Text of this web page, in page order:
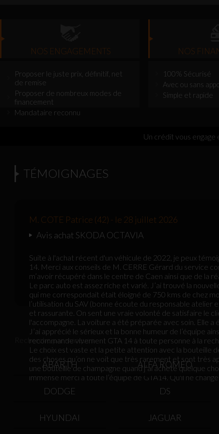
NOS ENGAGEMENTS
Proposer le juste prix, définitif, net
de remise
Proposer de nombreux modes de
financement
Mandataire reconnu
NOS
100% Sécurisé
Avec ou sans
Simple et rapide
Un crédit vous
TÉMOIGNAGES
M. COTE Patrice (42) - le 28 juillet 2026
Avis achat SKODA OCTAVIA
Suite à l'achat récent d'un véhicule de 2022, je peux
14. Merci aux conseils de M. CERRE Gérard du service
m’avoir récupéré dans le centre de Caen ainsi que de la
Le parc auto est assez riche et varié. J’ai trouvé la
qui me correspondait était éloigné de 750 kms de chez
l’utilisation du SAV (bonne écoute du responsable
et rassurante. On sent une vraie volonté de satisfaire le
l'accompagne. La voiture a été préparée avec soin. Elle
J’ai apprécié le sérieux et la bonne humeur de l’équipe
recommande vivement GTA 14 à toute personne à la
Le choix est vaste et la petite attention avec la bouteille
des choses qu’on ne voit que très rarement et sont très
une bouteille de champagne quand j’ai acheté quelque
immense merci à toute l’équipe de GTA14. Qu'il ne
Recherche par marques
ABARTH ALFA ROMEO
DODGE DS
HYUNDAI JAGUAR